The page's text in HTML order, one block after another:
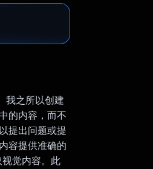
我之所以创建
的内容，而不
提出问题或提
容提供准确的
觉内容。此